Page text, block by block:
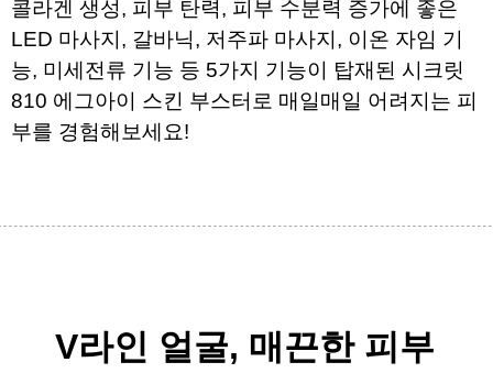
LED 마사지, 갈바닉, 저주파 마사지, 이온 자임 기
능, 미세전류 기능 등 5가지 기능이 탑재된 시크릿
810 에그아이 스킨 부스터로 매일매일 어려지는 피
부를 경험해보세요!
V라인 얼굴, 매끈한 피부